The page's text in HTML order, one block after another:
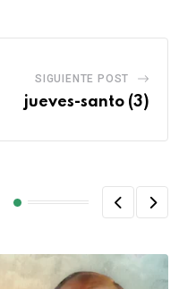
SIGUIENTE POST
jueves-santo (3)